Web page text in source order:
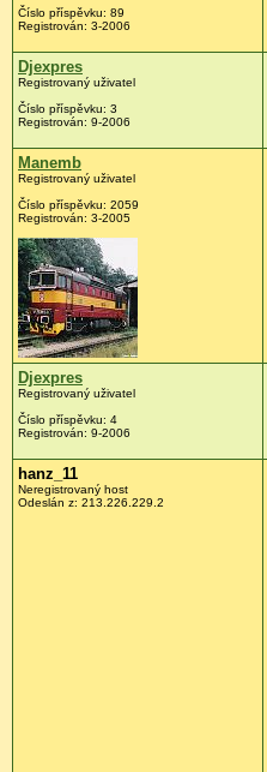
Číslo příspěvku: 89
Registrován: 3-2006
Djexpres
Registrovaný uživatel
Číslo příspěvku: 3
Registrován: 9-2006
Manemb
Registrovaný uživatel
Číslo příspěvku: 2059
Registrován: 3-2005
Djexpres
Registrovaný uživatel
Číslo příspěvku: 4
Registrován: 9-2006
hanz_11
Neregistrovaný host
Odeslán z: 213.226.229.2